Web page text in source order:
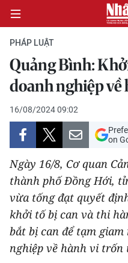
CHÍNH TRỊ
KINH TẾ
VĂN HÓA
XÃ HỘI
PHÁP LUẬT
DU LỊCH
THẾ GIỚI
PHÁP LUẬT
Quảng Bình:
doanh nghiệp
16/08/2024 09:02
on
Ngày 16/8, Cơ quan
thành phố Đồng Hới,
vừa tống đạt quyết
khởi tố bị can và thi
bắt bị can để tạm
nghiệp về hành vi trốn